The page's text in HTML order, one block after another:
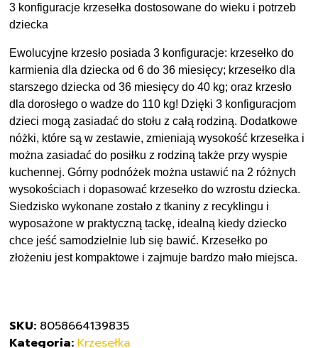
karmienia
Crescendo
Up
Turin
Grey
Re
Lux
3 konfiguracje krzesełka dostosowane do wieku i potrzeb
dziecka
Ewolucyjne krzesło posiada 3 konfiguracje: krzesełko do
karmienia dla dziecka od 6 do 36 miesięcy; krzesełko dla
starszego dziecka od 36 miesięcy do 40 kg; oraz krzesło
dla dorosłego o wadze do 110 kg! Dzięki 3 konfiguracjom
dzieci mogą zasiadać do stołu z całą rodziną. Dodatkowe
nóżki, które są w zestawie, zmieniają wysokość krzesełka i
można zasiadać do posiłku z rodziną także przy wyspie
kuchennej. Górny podnóżek można ustawić na 2 różnych
wysokościach i dopasować krzesełko do wzrostu dziecka.
Siedzisko wykonane zostało z tkaniny z recyklingu i
wyposażone w praktyczną tackę, idealną kiedy dziecko
chce jeść samodzielnie lub się bawić. Krzesełko po
złożeniu jest kompaktowe i zajmuje bardzo mało miejsca.
SKU: 8058664139835
Kategoria: Krzesełka